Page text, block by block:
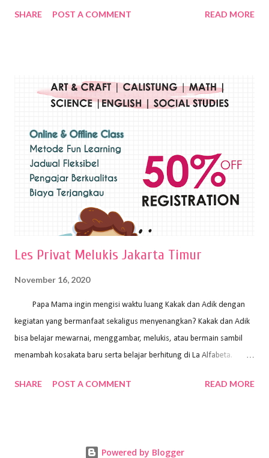
Wayan Kun Adnyana, teknik yang berbeda tentunya akan
menggunakan bahan dasar cat air, cat akrilik, atau cat minyak dengan
sapuan warna cat yang tebal. Dengan memberikan sapuan warna
pelukis untuk menghasilkan lukisan yang mempesona dan tentunya
bernilai tinggi. Ciri teknik plakat Ciri-ciri teknik plakat, yaitu: Sapuan
warna yang kental dan tebal. Hasil lukisan menutupi seluruh bagian
medianya Mem...
SHARE POST A COMMENT READ MORE
Les Privat Melukis Jakarta Timur
November 16, 2020
Papa Mama ingin mengisi waktu luang Kakak dan Adik dengan
kegiatan yang bermanfaat sekaligus menyenangkan? Kakak dan Adik
bisa belajar mewarnai, menggambar, melukis, atau bermain sambil
menambah kosakata baru serta belajar berhitung di La Alfabeta.
kok untuk mengajar dengan metode yang fun, La Alfabeta
SHARE POST A COMMENT READ MORE
Powered by Blogger